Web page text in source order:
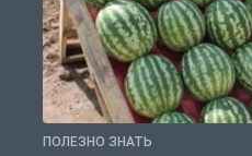
ПОЛЕЗНО ЗНАТЬ